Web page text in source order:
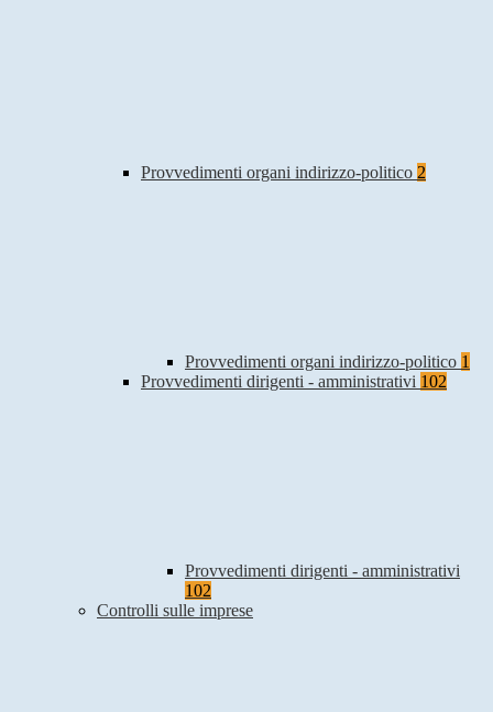
Provvedimenti organi indirizzo-politico 2
Provvedimenti organi indirizzo-politico 1
Provvedimenti dirigenti - amministrativi 102
Provvedimenti dirigenti - amministrativi
102
Controlli sulle imprese